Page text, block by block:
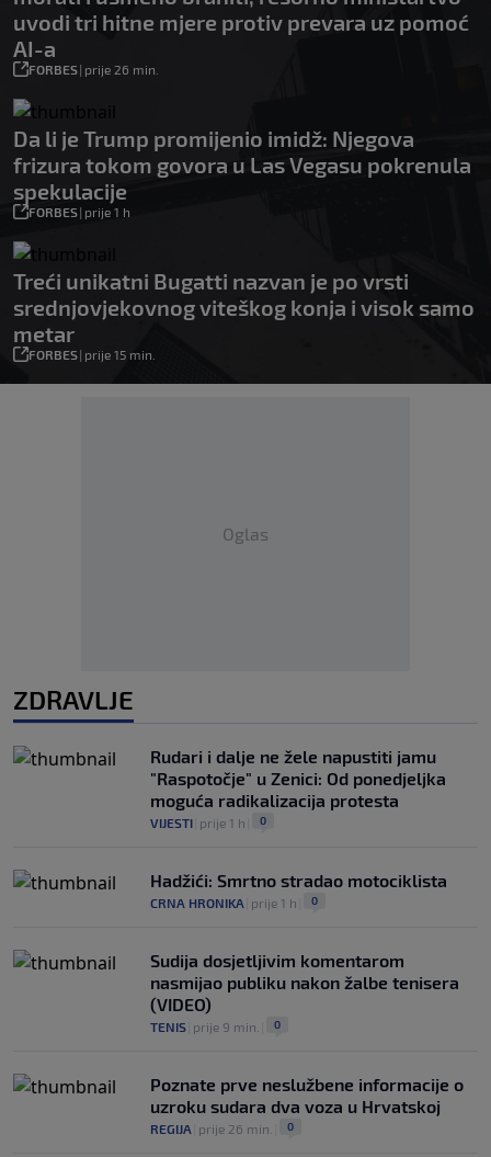
uvodi tri hitne mjere protiv prevara uz pomoć
AI-a
FORBES| prije 26 min.
Da li je Trump promijenio imidž: Njegova
frizura tokom govora u Las Vegasu pokrenula
spekulacije
FORBES| prije 1 h
Treći unikatni Bugatti nazvan je po vrsti
srednjovjekovnog viteškog konja i visok samo
metar
FORBES| prije 15 min.
Oglas
ZDRAVLJE
Rudari i dalje ne žele napustiti jamu
"Raspotočje" u Zenici: Od ponedjeljka
moguća radikalizacija protesta
VIJESTI prije 1 h 0
Hadžići: Smrtno stradao motociklista
CRNA HRONIKA prije 1 h 0
Sudija dosjetljivim komentarom
nasmijao publiku nakon žalbe tenisera
(VIDEO)
TENIS prije 9 min. 0
Poznate prve neslužbene informacije o
uzroku sudara dva voza u Hrvatskoj
REGIJA prije 26 min. 0